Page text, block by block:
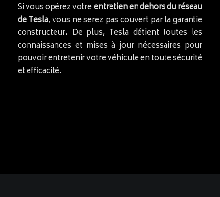
Si vous opérez votreentretien en dehors du réseau
de Tesla, vous ne serez pas couvert par la garantie
constructeur. De plus, Tesla détient toutes les
connaissances et mises à jour nécessaires pour
pouvoir entretenir votre véhicule en toute sécurité
et efficacité.